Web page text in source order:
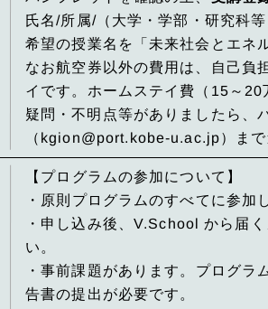
氏名/所属/（大学・学部・研究科
希望の授業名を「未来社会とエネ
なお航空券以外の費用は、自己負
イです。ホームステイ費（15～20
疑問・不明点等がありましたら
（kgion@port.kobe-u.ac.jp）まで
【プログラムの参加について】
・原則プログラムのすべてに参加
・申し込み後、V.School から届
い。
・事前課題があります。プログラ
告書の提出が必要です。